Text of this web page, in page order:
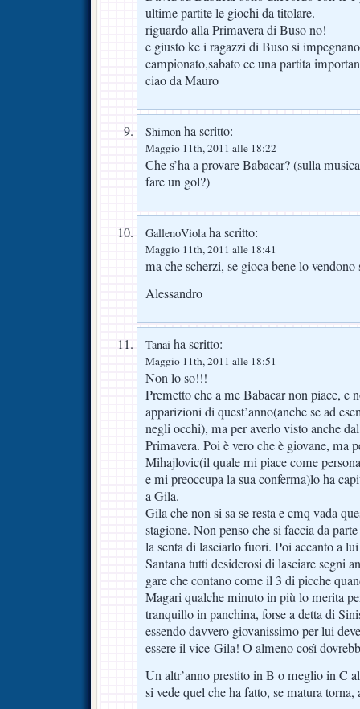
ultime partite le giochi da titolare.
riguardo alla Primavera di Buso no!
e giusto ke i ragazzi di Buso si
campionato,sabato ce una partita
ciao da Mauro
Shimon ha scritto:
Maggio 11th, 2011 alle 18:22
Che s’ha a provare Babacar? (sulla
fare un gol?)
GallenoViolaha scritto:
Maggio 11th, 2011 alle 18:41
ma che scherzi, se gioca bene lo
Alessandro
Tanai ha scritto:
Maggio 11th, 2011 alle 18:51
Non lo so!!!
Premetto che a me Babacar non piace, e
apparizioni di quest’anno(anche se ad
negli occhi), ma per averlo visto anche
Primavera. Poi è vero che è giovane, ma
Mihajlovic(il quale mi piace come
e mi preoccupa la sua conferma)lo ha
a Gila.
Gila che non si sa se resta e cmq vada
stagione. Non penso che si faccia da
la senta di lasciarlo fuori. Poi accanto a
Santana tutti desiderosi di lasciare segni
gare che contano come il 3 di picche
Magari qualche minuto in più lo merita
tranquillo in panchina, forse a detta di
essendo davvero giovanissimo per lui
essere il vice-Gila! O almeno così
Un altr’anno prestito in B o meglio in C
si vede quel che ha fatto, se matura